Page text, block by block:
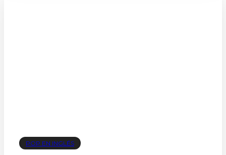
POP EN INGLÉS